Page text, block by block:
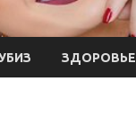
ЗДОРОВЬЕ